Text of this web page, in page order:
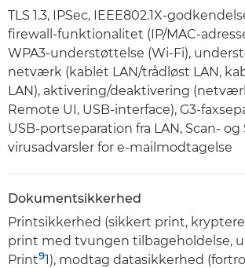
TLS 1.3, IPSec, IEEE802.1X-
firewall-funktionalitet (IP/MAC-
WPA3-understøttelse (Wi-Fi),
netværk (kablet LAN/trådløst LAN,
LAN), aktivering/deaktivering
Remote UI, USB-interface), G3-
USB-portseparation fra LAN, Scan- og
virusadvarsler for e-mailmodtagelse
Dokumentsikkerhed
Printsikkerhed (sikkert print,
print med tvungen tilbageholdelse,
Print91), modtag datasikkerhed